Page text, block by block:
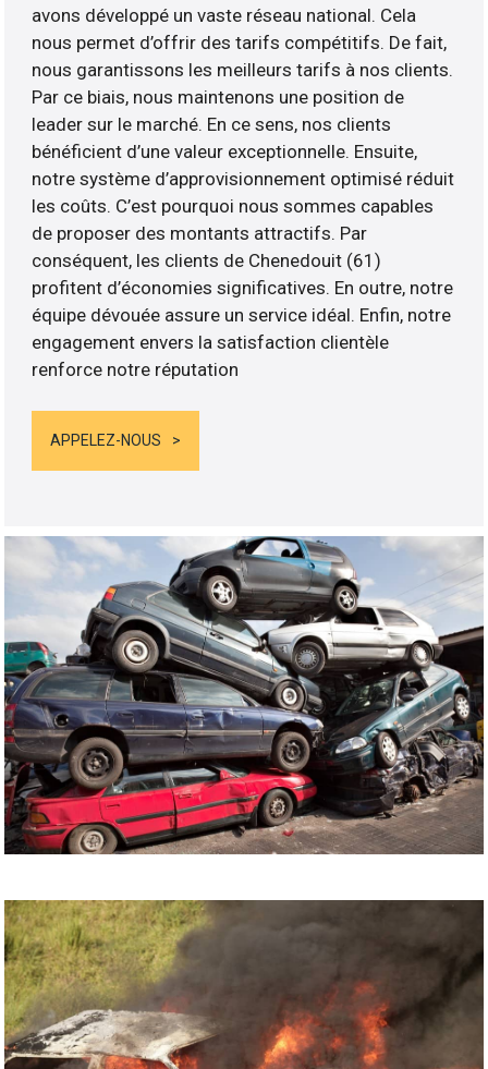
avons développé un vaste réseau national. Cela
nous permet d’offrir des tarifs compétitifs. De fait,
nous garantissons les meilleurs tarifs à nos clients.
Par ce biais, nous maintenons une position de
leader sur le marché. En ce sens, nos clients
bénéficient d’une valeur exceptionnelle. Ensuite,
notre système d’approvisionnement optimisé réduit
les coûts. C’est pourquoi nous sommes capables
de proposer des montants attractifs. Par
conséquent, les clients de Chenedouit (61)
profitent d’économies significatives. En outre, notre
équipe dévouée assure un service idéal. Enfin, notre
engagement envers la satisfaction clientèle
renforce notre réputation
APPELEZ-NOUS